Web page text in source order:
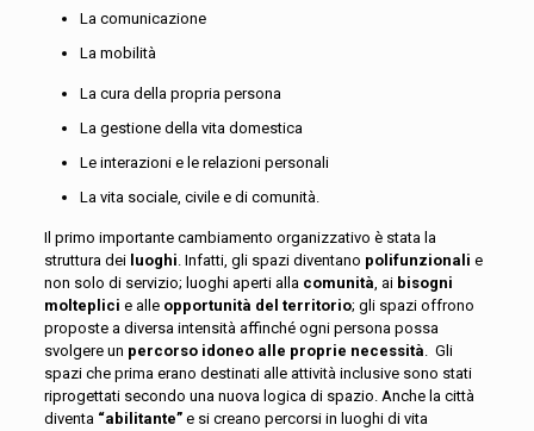
La comunicazione
La mobilità
La cura della propria persona
La gestione della vita domestica
Le interazioni e le relazioni personali
La vita sociale, civile e di comunità.
Il primo importante cambiamento organizzativo è stata la
struttura dei luoghi. Infatti, gli spazi diventano polifunzionali e
non solo di servizio; luoghi aperti alla comunità, ai bisogni
molteplici e alle opportunità del territorio; gli spazi offrono
proposte a diversa intensità affinché ogni persona possa
svolgere un percorso idoneo alle proprie necessità. Gli
spazi che prima erano destinati alle attività inclusive sono stati
riprogettati secondo una nuova logica di spazio. Anche la città
diventa “abilitante”e si creano percorsi in luoghi di vita